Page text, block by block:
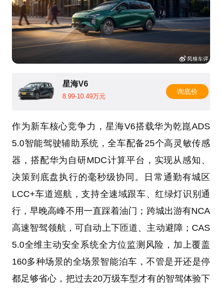
星海V6
8.99-10.49万元
询底价
作为新车核心竞争力，星海V6搭载华为乾崑ADS
5.0智能驾驶辅助系统，全车配备25个高灵敏传感
器，搭配华为自研MDC计算平台，实现从感知、
决策到底盘执行的毫秒级协同。日常通勤有城区
LCC+车道巡航，支持全速域跟车、红绿灯识别通
行，早晚高峰不用一直踩着油门；跨城出游有NCA
高速智驾领航，可自动上下匝道、主动避障；CAS
5.0全维主动安全系统全方位监测风险，加上覆盖
160多种场景的全场景智能泊车，不管是开还是停
都足够省心，把过去20万级车型才有的智驾体验下